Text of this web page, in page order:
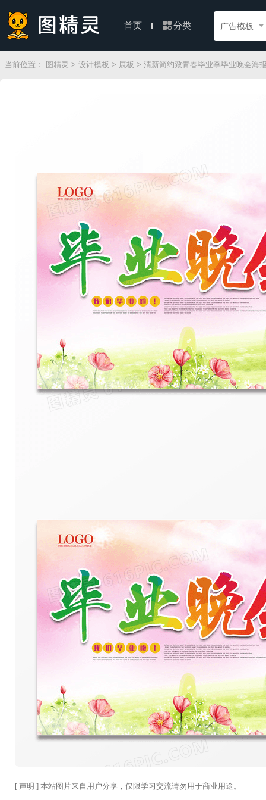
首页 分类 广告模板
当前位置： 图精灵 > 设计模板 > 展板 > 清新简约致青春毕业季毕业晚会海
[ 声明 ] 本站图片来自用户分享，仅限学习交流请勿用于商业用途。